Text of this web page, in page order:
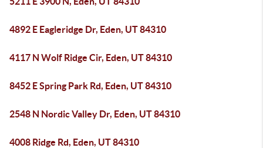
4892 E Eagleridge Dr, Eden, UT 84310
4117 N Wolf Ridge Cir, Eden, UT 84310
8452 E Spring Park Rd, Eden, UT 84310
2548 N Nordic Valley Dr, Eden, UT 84310
4008 Ridge Rd, Eden, UT 84310